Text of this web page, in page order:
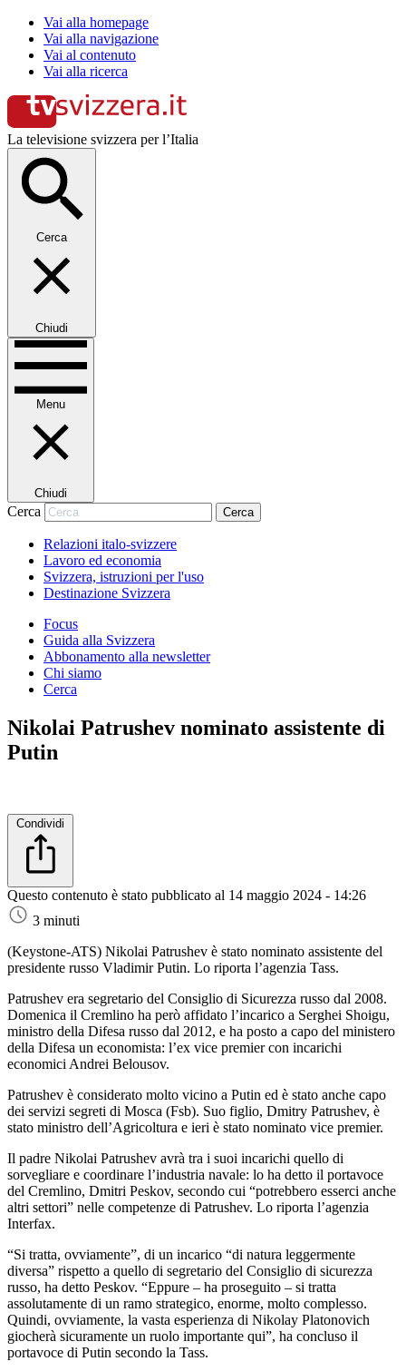
Vai alla homepage
Vai alla navigazione
Vai al contenuto
Vai alla ricerca
La televisione svizzera per l’Italia
Cerca
Chiudi
Menu
Chiudi
Cerca Cerca
Relazioni italo-svizzere
Lavoro ed economia
Svizzera, istruzioni per l'uso
Destinazione Svizzera
Focus
Guida alla Svizzera
Abbonamento alla newsletter
Chi siamo
Cerca
Nikolai Patrushev nominato assistente di
Putin
Condividi
Questo contenuto è stato pubblicato al 14 maggio 2024 - 14:26
3 minuti
(Keystone-ATS) Nikolai Patrushev è stato nominato assistente del
presidente russo Vladimir Putin. Lo riporta l’agenzia Tass.
Patrushev era segretario del Consiglio di Sicurezza russo dal 2008.
Domenica il Cremlino ha però affidato l’incarico a Serghei Shoigu,
ministro della Difesa russo dal 2012, e ha posto a capo del ministero
della Difesa un economista: l’ex vice premier con incarichi
economici Andrei Belousov.
Patrushev è considerato molto vicino a Putin ed è stato anche capo
dei servizi segreti di Mosca (Fsb). Suo figlio, Dmitry Patrushev, è
stato ministro dell’Agricoltura e ieri è stato nominato vice premier.
Il padre Nikolai Patrushev avrà tra i suoi incarichi quello di
sorvegliare e coordinare l’industria navale: lo ha detto il portavoce
del Cremlino, Dmitri Peskov, secondo cui “potrebbero esserci anche
altri settori” nelle competenze di Patrushev. Lo riporta l’agenzia
Interfax.
“Si tratta, ovviamente”, di un incarico “di natura leggermente
diversa” rispetto a quello di segretario del Consiglio di sicurezza
russo, ha detto Peskov. “Eppure – ha proseguito – si tratta
assolutamente di un ramo strategico, enorme, molto complesso.
Quindi, ovviamente, la vasta esperienza di Nikolay Platonovich
giocherà sicuramente un ruolo importante qui”, ha concluso il
portavoce di Putin secondo la Tass.